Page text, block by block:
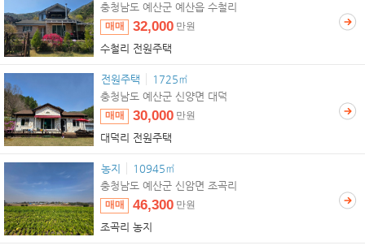
수철리 전원주택
매매 32,000 만원
충청남도 예산군 예산읍 수철리
전원주택 1725㎡
대덕리 전원주택
매매 30,000 만원
충청남도 예산군 신양면 대덕
농지 10945㎡
조곡리 농지
매매 46,300 만원
충청남도 예산군 신암면 조곡리